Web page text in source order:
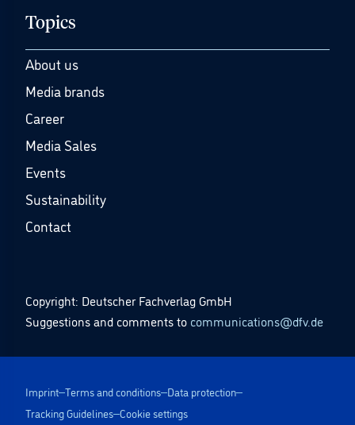
Topics
About us
Media brands
Career
Media Sales
Events
Sustainability
Contact
Copyright: Deutscher Fachverlag GmbH
Suggestions and comments to communications@dfv.de
Imprint Terms and conditions Data protection
Tracking Guidelines Cookie settings